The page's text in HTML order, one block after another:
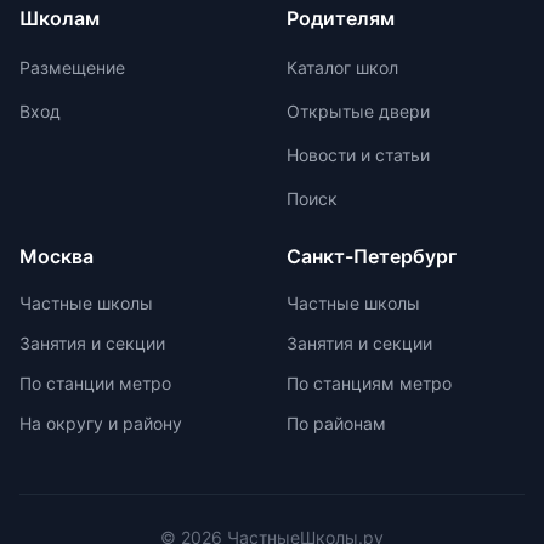
период перед принятием решения о
особенности ребенка и темп
информации. Система Монтессори
предлагает отсутствие
межпредметную взаимосвязь для
поддержания интереса к учебе.
регулируя нагрузку в зависимости
от возрастных задач и
учеников. Отсутствие страха перед
оценками и акцент на качественной
свои навыки и интересы.
Школам
Размещение
Вход
Родителям
Каталог школ
Открытые двери
Новости и статьи
Поиск
Москва
Частные школы
Занятия и секции
По станции метро
На округу и району
Санкт-Петербург
Частные школы
Занятия и секции
По станциям метро
По районам
© 2026 ЧастныеШколы.ру